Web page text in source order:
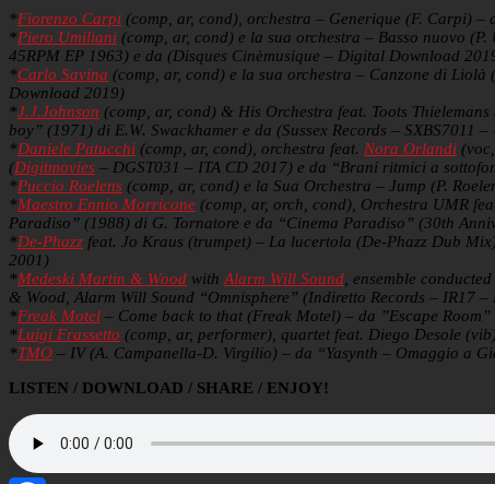
*Fiorenzo Carpi (comp, ar, cond), orchestra – Generique (F. Carpi)
*Piero Umiliani (comp, ar, cond) e la sua orchestra – Basso nuovo
45RPM EP 1963) e da (Disques Cinèmusique – Digital Download
*Carlo Savina (comp, ar, cond) e la sua orchestra – Canzone di
Download 2019)
*J.J.Johnson (comp, ar, cond) & His Orchestra feat. Toots
boy” (1971) di E.W. Swackhamer e da (Sussex Records – SXBS7011 –
*Daniele Patucchi (comp, ar, cond), orchestra feat. Nora Orlandi
(Digitmovies – DGST031 – ITA CD 2017) e da “Brani ritmici a
*Puccio Roelens (comp, ar, cond) e la Sua Orchestra – Jump (P.
*Maestro Ennio Morricone (comp, ar, orch, cond), Orchestra UMR
Paradiso” (1988) di G. Tornatore e da “Cinema Paradiso” (30th
*De-Phazz feat. Jo Kraus (trumpet) – La lucertola (De-Phazz Dub
2001)
*Medeski Martin & Wood with Alarm Will Sound , ensemble
& Wood, Alarm Will Sound “Omnisphere” (Indiretto Records – IR17 –
*Freak Motel – Come back to that (Freak Motel) – da ”Escape
*Luigi Frassetto (comp, ar, performer), quartet feat. Diego Desole
*TMO – IV (A. Campanella-D. Virgilio) – da “Yasynth – Omaggio a
LISTEN / DOWNLOAD / SHARE / ENJOY!